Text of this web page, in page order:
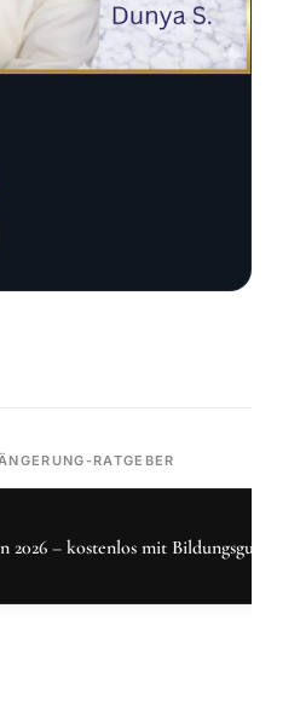
RATGEBER
2026 – kostenlos mit